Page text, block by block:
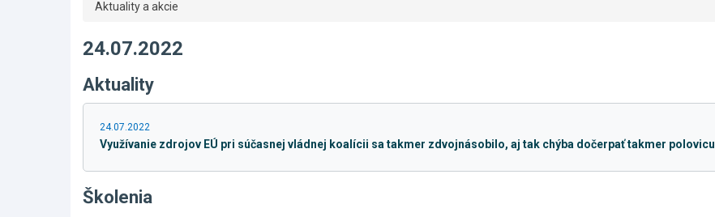
Aktuality a akcie
24.07.2022
Aktuality
24.07.2022
Využívanie zdrojov EÚ pri súčasnej vládnej koalícii sa takmer zdvojnásobilo, aj tak chýba dočerpať takmer polovicu
Školenia